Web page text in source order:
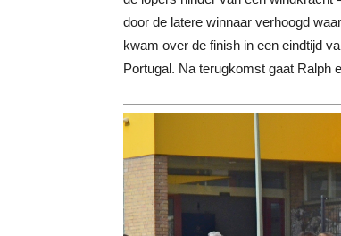
door de latere winnaar verhoogd
kwam over de finish in een eindtijd
Portugal. Na terugkomst gaat Ralph